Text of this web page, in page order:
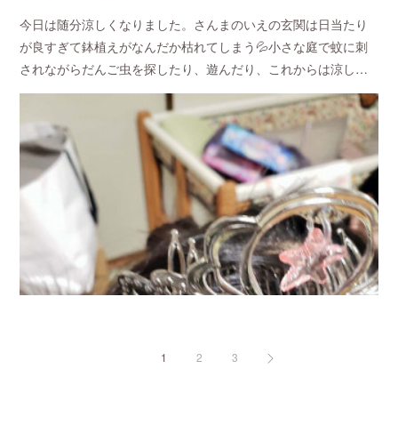
今日は随分涼しくなりました。さんまのいえの玄関は日当たり
が良すぎて鉢植えがなんだか枯れてしまう💦小さな庭で蚊に刺
されながらだんご虫を探したり、遊んだり、これからは涼し…
1 2 3